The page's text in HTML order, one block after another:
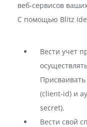
веб-сервисов
С помощью Blitz
Вести учет
(client-id) и
secret).
Вести свой